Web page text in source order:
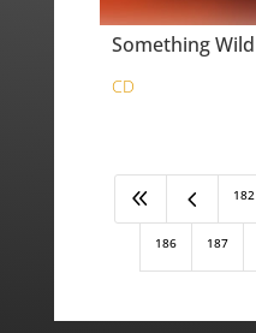
Something Wild
CD
8 4 182
186 187